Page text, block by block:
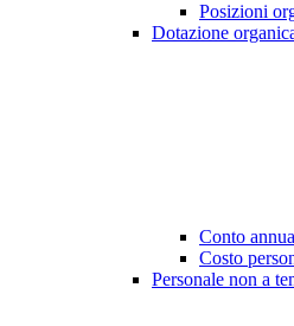
Posizioni
Dotazione
Conto
Costo
Personale non a